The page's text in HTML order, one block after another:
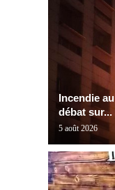
Incendie
débat sur...
5 août 2026